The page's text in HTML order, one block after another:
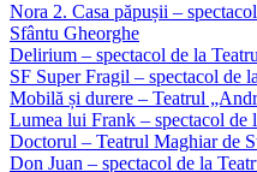
Nora 2. Casa păpușii –
Sfântu Gheorghe
Delirium – spectacol de la
SF Super Fragil – spectacol de
Mobilă și durere – Teatrul
Lumea lui Frank – spectacol de
Doctorul – Teatrul Maghiar de
Don Juan – spectacol de la